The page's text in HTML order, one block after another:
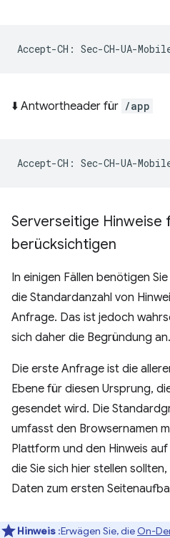
⬇️ Antwortheader für /app
Serverseitige
berücksichtigen
In einigen Fällen benötigen
die Standardanzahl von
Anfrage. Das ist jedoch
sich daher die Begründung an.
Die erste Anfrage ist die
Ebene für diesen Ursprung,
gesendet wird. Die
umfasst den Browsernamen
Plattform und den Hinweis
die Sie sich hier stellen
Daten zum ersten
Hinweis :Erwägen Sie, die On-